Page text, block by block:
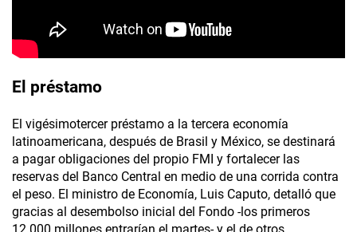
El préstamo
El vigésimotercer préstamo a la tercera economía
latinoamericana, después de Brasil y México, se destinará
a pagar obligaciones del propio FMI y fortalecer las
reservas del Banco Central en medio de una corrida contra
el peso. El ministro de Economía, Luis Caputo, detalló que
gracias al desembolso inicial del Fondo -los primeros